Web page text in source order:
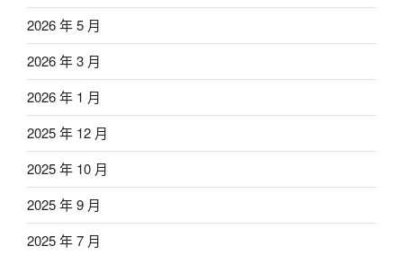
2026 年 5 月
2026 年 3 月
2026 年 1 月
2025 年 12 月
2025 年 10 月
2025 年 9 月
2025 年 7 月